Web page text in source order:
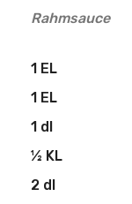
Rahmsauce
1 EL
1 EL
1 dl
½ KL
2 dl